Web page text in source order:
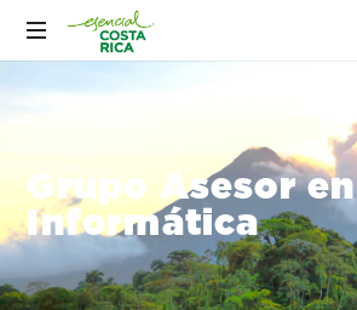
Grupo Asesor en
Informática